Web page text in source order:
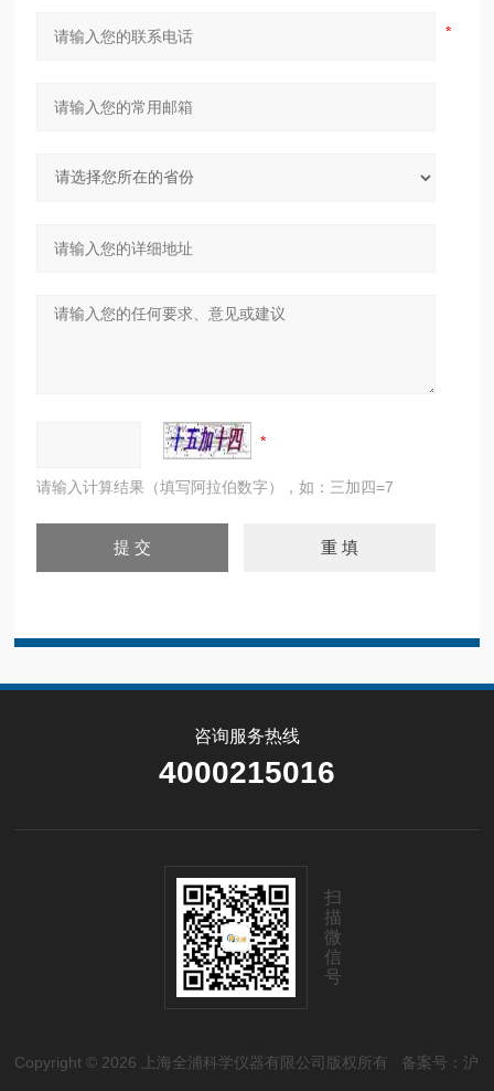
请输入计算结果（填写阿拉伯数字），如：三加四=7
咨询服务热线
4000215016
扫
描
微
信
号
Copyright © 2026 上海全浦科学仪器有限公司版权所有 备案号：沪